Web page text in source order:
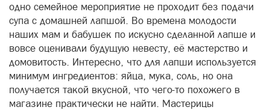
одно семейное мероприятие не проходит без подачи
супа с домашней лапшой. Во времена молодости
наших мам и бабушек по искусно сделанной лапше и
вовсе оценивали будущую невесту, её мастерство и
домовитость. Интересно, что для лапши используется
минимум ингредиентов: яйца, мука, соль, но она
получается такой вкусной, что чего-то похожего в
магазине практически не найти. Мастерицы